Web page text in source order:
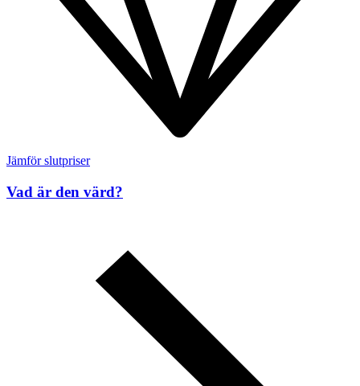
Jämför slutpriser
Vad är den värd?